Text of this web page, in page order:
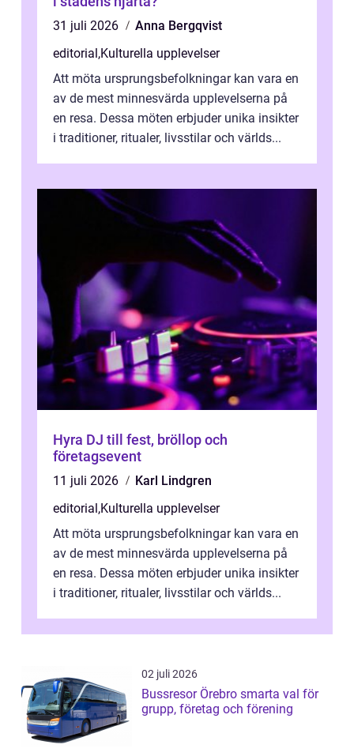
31 juli 2026
Anna Bergqvist
editorial,Kulturella upplevelser
Att möta ursprungsbefolkningar kan vara en
av de mest minnesvärda upplevelserna på
en resa. Dessa möten erbjuder unika insikter
i traditioner, ritualer, livsstilar och världs...
Hyra DJ till fest, bröllop och
företagsevent
11 juli 2026
Karl Lindgren
editorial,Kulturella upplevelser
Att möta ursprungsbefolkningar kan vara en
av de mest minnesvärda upplevelserna på
en resa. Dessa möten erbjuder unika insikter
i traditioner, ritualer, livsstilar och världs...
02 juli 2026
Bussresor Örebro smarta val för
grupp, företag och förening